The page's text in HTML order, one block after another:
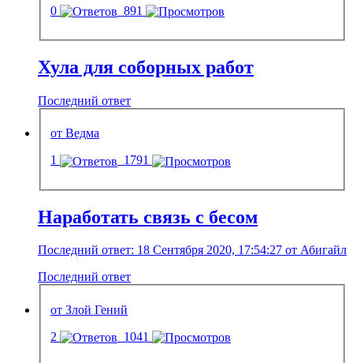
0
891
Хула для соборных работ
Последний ответ
от Ведма
1
1791
Наработать связь с бесом
Последний ответ: 18 Сентября 2020, 17:54:27 от Абигайл
Последний ответ
от Злой Гений
2
1041